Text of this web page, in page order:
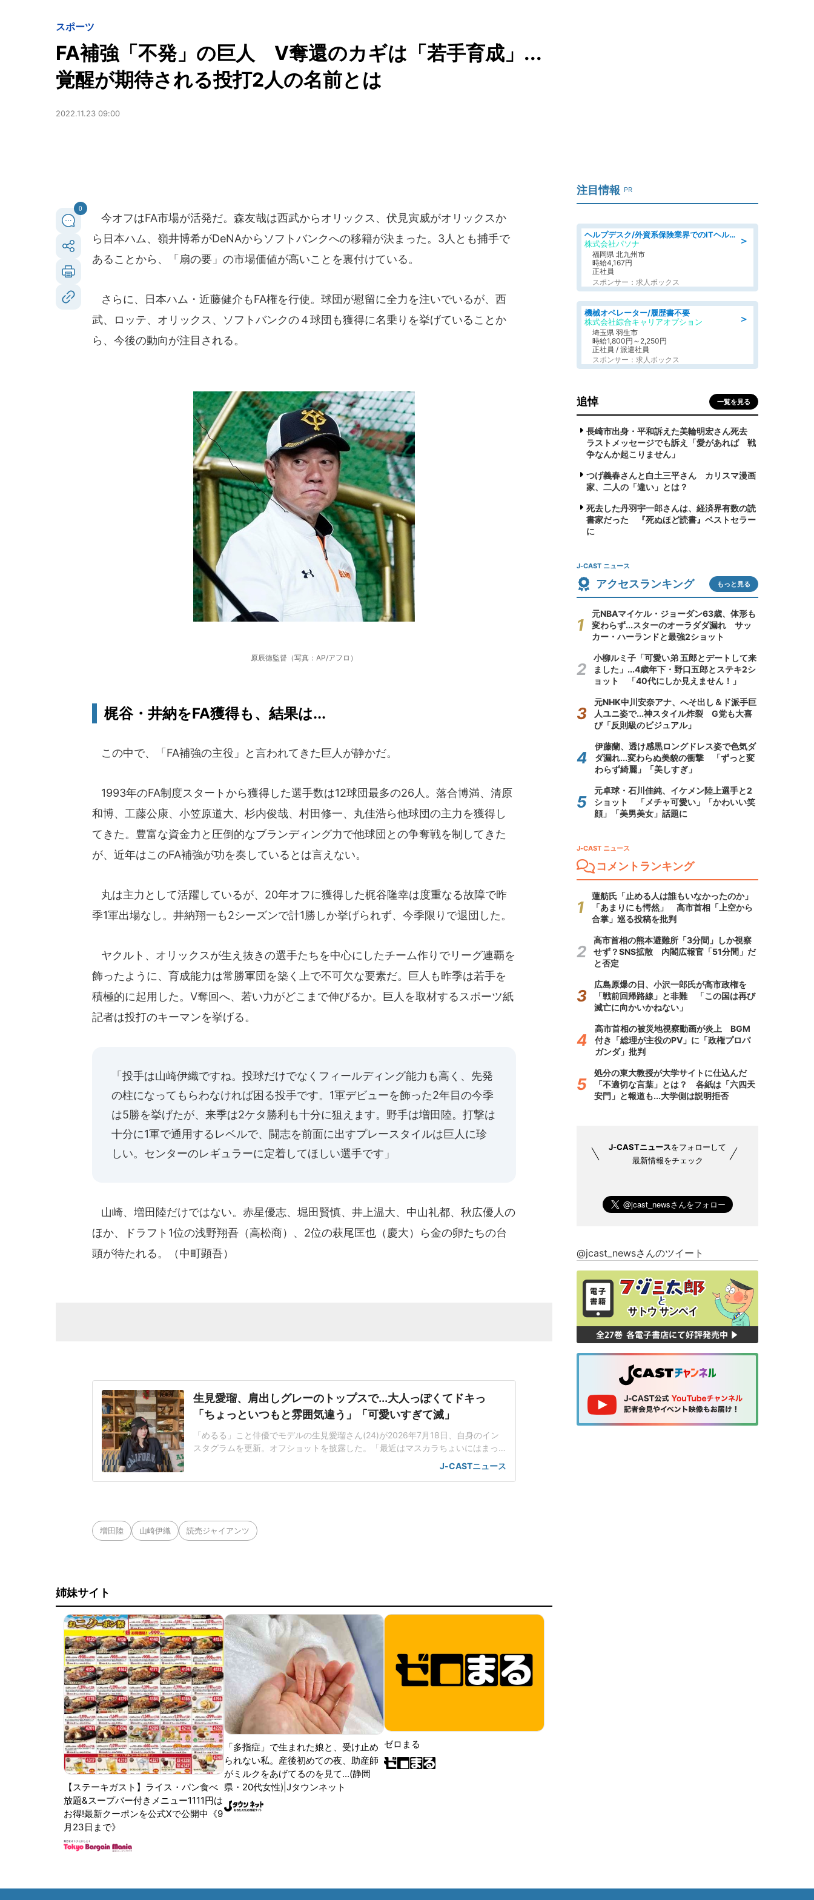
スポーツ
FA補強「不発」の巨人 V奪還のカギは「若手育成」...
覚醒が期待される投打2人の名前とは
2022.11.23 09:00
0
今オフはFA市場が活発だ。森友哉は西武からオリックス、伏見寅威がオリックスか
ら日本ハム、嶺井博希がDeNAからソフトバンクへの移籍が決まった。3人とも捕手で
あることから、「扇の要」の市場価値が高いことを裏付けている。
さらに、日本ハム・近藤健介もFA権を行使。球団が慰留に全力を注いでいるが、西
武、ロッテ、オリックス、ソフトバンクの４球団も獲得に名乗りを挙げていることか
ら、今後の動向が注目される。
原辰徳監督（写真：AP/アフロ）
梶谷・井納をFA獲得も、結果は...
この中で、「FA補強の主役」と言われてきた巨人が静かだ。
1993年のFA制度スタートから獲得した選手数は12球団最多の26人。落合博満、清原
和博、工藤公康、小笠原道大、杉内俊哉、村田修一、丸佳浩ら他球団の主力を獲得し
てきた。豊富な資金力と圧倒的なブランディング力で他球団との争奪戦を制してきた
が、近年はこのFA補強が功を奏しているとは言えない。
丸は主力として活躍しているが、20年オフに獲得した梶谷隆幸は度重なる故障で昨
季1軍出場なし。井納翔一も2シーズンで計1勝しか挙げられず、今季限りで退団した。
ヤクルト、オリックスが生え抜きの選手たちを中心にしたチーム作りでリーグ連覇を
飾ったように、育成能力は常勝軍団を築く上で不可欠な要素だ。巨人も昨季は若手を
積極的に起用した。V奪回へ、若い力がどこまで伸びるか。巨人を取材するスポーツ紙
記者は投打のキーマンを挙げる。
「投手は山崎伊織ですね。投球だけでなくフィールディング能力も高く、先発
の柱になってもらわなければ困る投手です。1軍デビューを飾った2年目の今季
は5勝を挙げたが、来季は2ケタ勝利も十分に狙えます。野手は増田陸。打撃は
十分に1軍で通用するレベルで、闘志を前面に出すプレースタイルは巨人に珍
しい。センターのレギュラーに定着してほしい選手です」
山崎、増田陸だけではない。赤星優志、堀田賢慎、井上温大、中山礼都、秋広優人の
ほか、ドラフト1位の浅野翔吾（高松商）、2位の萩尾匡也（慶大）ら金の卵たちの台
頭が待たれる。（中町顕吾）
生見愛瑠、肩出しグレーのトップスで...大人っぽくてドキっ
「ちょっといつもと雰囲気違う」「可愛いすぎて滅」
「めるる」こと俳優でモデルの生見愛瑠さん(24)が2026年7月18日、自身のイン
スタグラムを更新。オフショットを披露した。「最近はマスカラちょいにはまっ
てます」生見さんは、「まつぱしてくるくるなので 最近はマスカラちょいにはま
ってます」といい、メイクアップした姿の写真と動画を投稿した。インスタグラ
J-CASTニュース
増田陸 山崎伊織 読売ジャイアンツ
姉妹サイト
【ステーキガスト】ライス・パン食べ
放題&スープバー付きメニュー1111円は
お得!最新クーポンを公式Xで公開中《9
月23日まで》
「多指症」で生まれた娘と、受け止め
られない私。産後初めての夜、助産師
がミルクをあげてるのを見て...(静岡
県・20代女性)|Jタウンネット
ゼロまる
注目情報 PR
＞
ヘルプデスク/外資系保険業界でのITヘルプデスク業務/駅近/即日勤務可/ヘルプデスク
株式会社パソナ
福岡県 北九州市
時給4,167円
正社員
スポンサー：求人ボックス
＞
機械オペレーター/履歴書不要
株式会社綜合キャリアオプション
埼玉県 羽生市
時給1,800円～2,250円
正社員 / 派遣社員
スポンサー：求人ボックス
追悼 一覧を見る
長崎市出身・平和訴えた美輪明宏さん死去
ラストメッセージでも訴え「愛があれば 戦
争なんか起こりません」
つげ義春さんと白土三平さん カリスマ漫画
家、二人の「違い」とは？
死去した丹羽宇一郎さんは、経済界有数の読
書家だった 『死ぬほど読書』ベストセラー
に
J-CAST ニュース
アクセスランキング もっと見る
元NBAマイケル・ジョーダン63歳、体形も
変わらず...スターのオーラダダ漏れ サッ
カー・ハーランドと最強2ショット
小柳ルミ子「可愛い弟 五郎とデートして来
ました」...4歳年下・野口五郎とステキ2シ
ョット 「40代にしか見えません！」
元NHK中川安奈アナ、へそ出し＆ド派手巨
人ユニ姿で...神スタイル炸裂 G党も大喜
び「反則級のビジュアル」
伊藤蘭、透け感黒ロングドレス姿で色気ダ
ダ漏れ...変わらぬ美貌の衝撃 「ずっと変
わらず綺麗」「美しすぎ」
元卓球・石川佳純、イケメン陸上選手と2
ショット 「メチャ可愛い」「かわいい笑
顔」「美男美女」話題に
J-CAST ニュース
コメントランキング
蓮舫氏「止める人は誰もいなかったのか」
「あまりにも愕然」 高市首相「上空から
合掌」巡る投稿を批判
高市首相の熊本避難所「3分間」しか視察
せず？SNS拡散 内閣広報官「51分間」だ
と否定
広島原爆の日、小沢一郎氏が高市政権を
「戦前回帰路線」と非難 「この国は再び
滅亡に向かいかねない」
高市首相の被災地視察動画が炎上 BGM
付き「総理が主役のPV」に「政権プロパ
ガンダ」批判
処分の東大教授が大学サイトに仕込んだ
「不適切な言葉」とは？ 各紙は「六四天
安門」と報道も...大学側は説明拒否
J-CASTニュースをフォローして
最新情報をチェック
@jcast_newsさんのツイート